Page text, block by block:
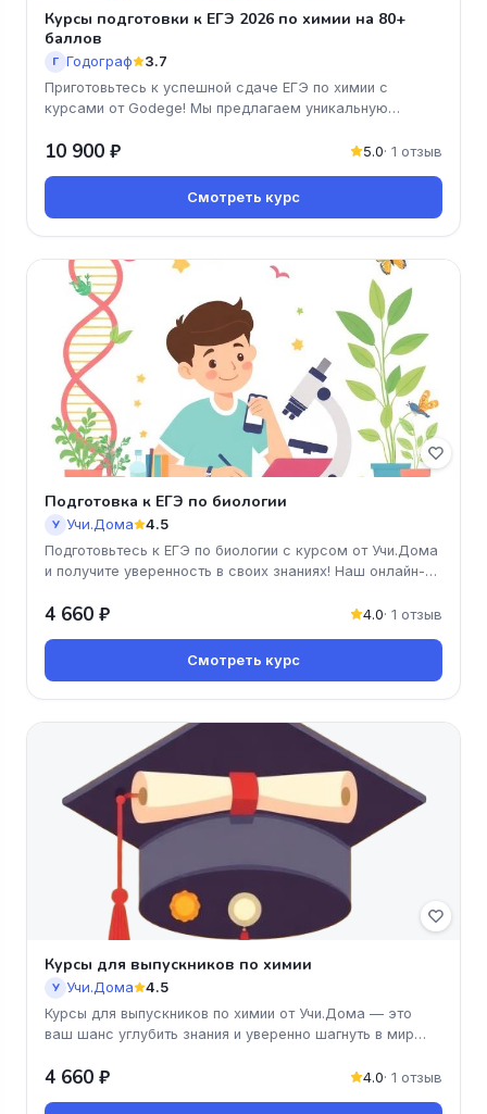
Курсы подготовки к ЕГЭ 2026 по химии на 80+
баллов
Г Годограф 3.7
Приготовьтесь к успешной сдаче ЕГЭ по химии с
курсами от Godege! Мы предлагаем уникальную
10 900 ₽ 5.0· 1 отзыв
Смотреть курс
Подготовка к ЕГЭ по биологии
У Учи.Дома 4.5
Подготовьтесь к ЕГЭ по биологии с курсом от Учи.Дома
и получите уверенность в своих знаниях! Наш онлайн-
4 660 ₽ 4.0· 1 отзыв
Смотреть курс
Курсы для выпускников по химии
У Учи.Дома 4.5
Курсы для выпускников по химии от Учи.Дома — это
ваш шанс углубить знания и уверенно шагнуть в мир
4 660 ₽ 4.0· 1 отзыв